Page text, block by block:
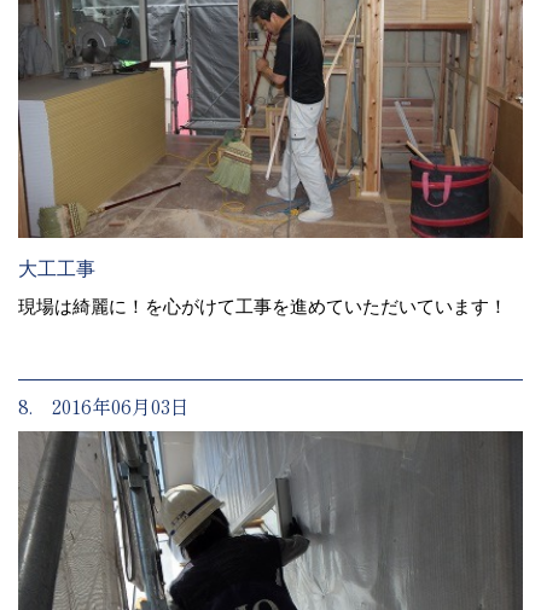
大工工事
現場は綺麗に！を心がけて工事を進めていただいています！
8. 2016年06月03日